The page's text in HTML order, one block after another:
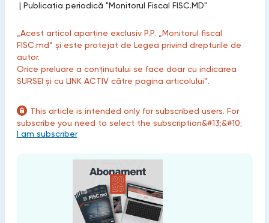
| Publicaţia periodică "Monitorul Fiscal FISC.MD"
„Acest articol aparține exclusiv P.P. „Monitorul fiscal
FISC.md” și este protejat de Legea privind drepturile de
autor.
Orice preluare a conținutului se face doar cu indicarea
SURSEI și cu LINK ACTIV către pagina articolului”.
This article is intended only for subscribed users. For
subscribe you need to select the subscription&#13;&#10;
I am subscriber